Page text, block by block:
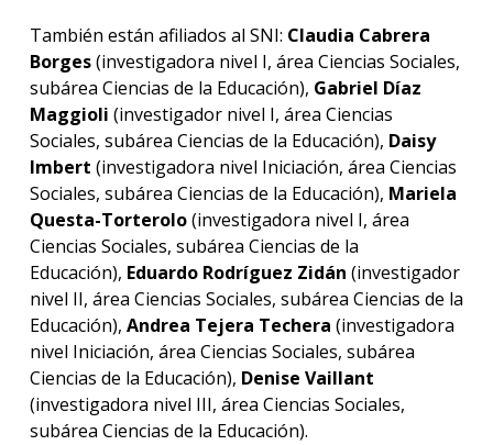
También están afiliados al SNI: Claudia Cabrera
Borges(investigadora nivel I, área Ciencias Sociales,
subárea Ciencias de la Educación), Gabriel Díaz
Maggioli (investigador nivel I, área Ciencias
Sociales, subárea Ciencias de la Educación), Daisy
Imbert (investigadora nivel Iniciación, área Ciencias
Sociales, subárea Ciencias de la Educación), Mariela
Questa-Torterolo(investigadora nivel I, área
Ciencias Sociales, subárea Ciencias de la
Educación), Eduardo Rodríguez Zidán (investigador
nivel II, área Ciencias Sociales, subárea Ciencias de la
Educación), Andrea Tejera Techera (investigadora
nivel Iniciación, área Ciencias Sociales, subárea
Ciencias de la Educación), Denise Vaillant
(investigadora nivel III, área Ciencias Sociales,
subárea Ciencias de la Educación).